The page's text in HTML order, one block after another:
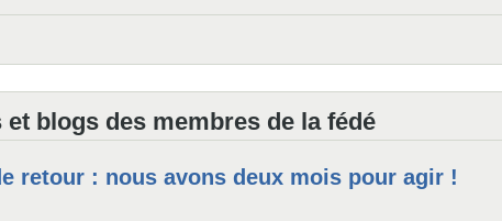
blogs des membres de la fédé
retour : nous avons deux mois pour agir !